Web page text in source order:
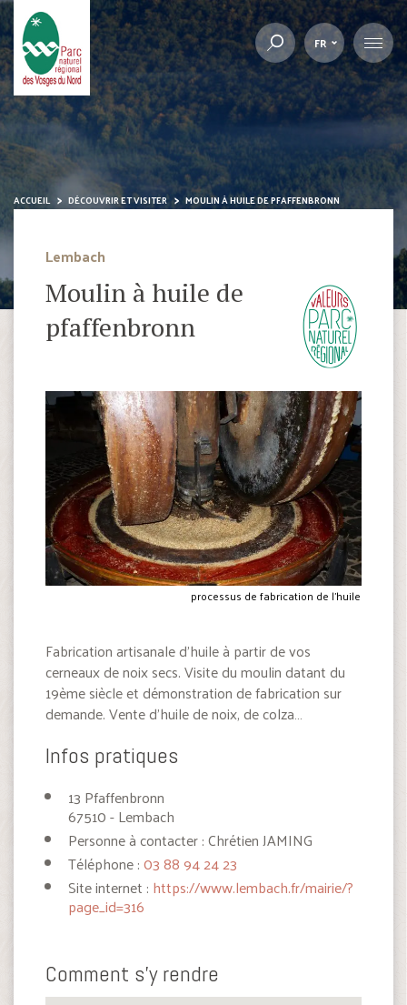
FR
ACCUEIL DÉCOUVRIR ET VISITER MOULIN À HUILE DE PFAFFENBRONN
Lembach
Moulin à huile de
pfaffenbronn
processus de fabrication de l'huile
Fabrication artisanale d’huile à partir de vos
cerneaux de noix secs. Visite du moulin datant du
19ème siècle et démonstration de fabrication sur
demande. Vente d’huile de noix, de colza…
Infos pratiques
13 Pfaffenbronn
67510 - Lembach
Personne à contacter : Chrétien JAMING
Téléphone :03 88 94 24 23
Site internet : https://www.lembach.fr/mairie/?
page_id=316
Comment s'y rendre